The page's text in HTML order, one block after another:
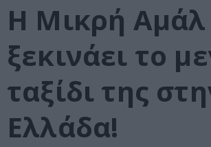
Η Μικρή Αμάλ
ξεκινάει το
ταξίδι της
Ελλάδα!